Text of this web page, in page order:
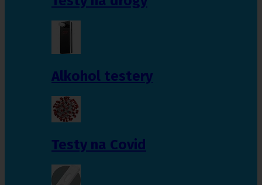
Alkohol testery
Testy na Covid